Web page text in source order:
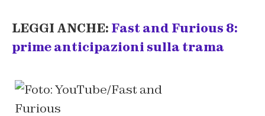
LEGGI ANCHE: Fast and Furious 8:
prime anticipazioni sulla trama